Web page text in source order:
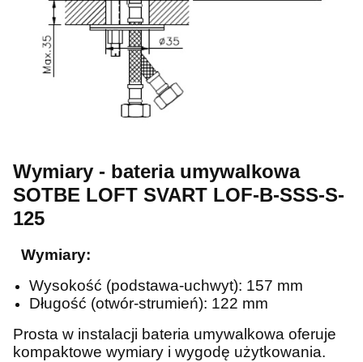
Wymiary - bateria umywalkowa
SOTBE LOFT SVART LOF-B-SSS-S-
125
Wymiary:
Wysokość (podstawa-uchwyt): 157 mm
Długość (otwór-strumień): 122 mm
Prosta w instalacji bateria umywalkowa oferuje
kompaktowe wymiary i wygodę użytkowania.